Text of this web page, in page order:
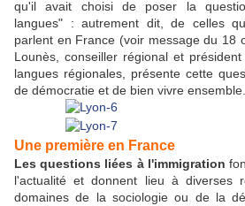
qu'il avait choisi de poser la
langues" : autrement dit, de celles
parlent en France (voir message du 18
Lounès, conseiller régional et
langues régionales, présente cette
de démocratie et de bien vivre ensemble.
Une première en France
Les questions liées à l'immigration
l'actualité et donnent lieu à diverses
domaines de la sociologie ou de la